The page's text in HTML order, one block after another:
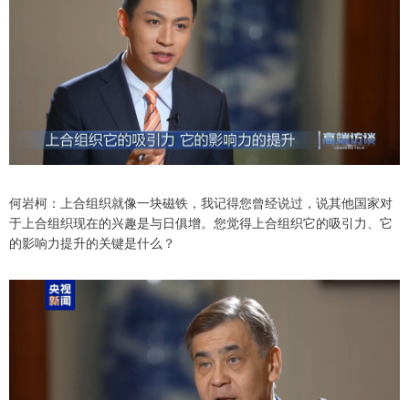
何岩柯：上合组织就像一块磁铁，我记得您曾经说过，说其他国家对
于上合组织现在的兴趣是与日俱增。您觉得上合组织它的吸引力、它
的影响力提升的关键是什么？